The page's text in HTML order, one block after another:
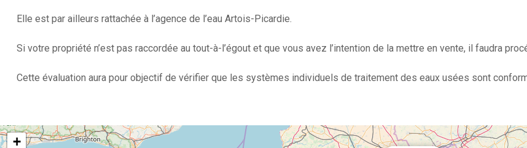
Elle est par ailleurs rattachée à l’agence de l’eau Artois-Picardie.
Si votre propriété n’est pas raccordée au tout-à-l’égout et que vous avez l’intention de la mettre en vente, il faudra
Cette évaluation aura pour objectif de vérifier que les systèmes individuels de traitement des eaux usées sont
+